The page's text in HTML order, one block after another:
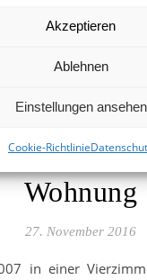
Akzeptieren
Ablehnen
Einstellungen ansehen
Cookie-Richtlinie
–
Wohnung
27. November 2016